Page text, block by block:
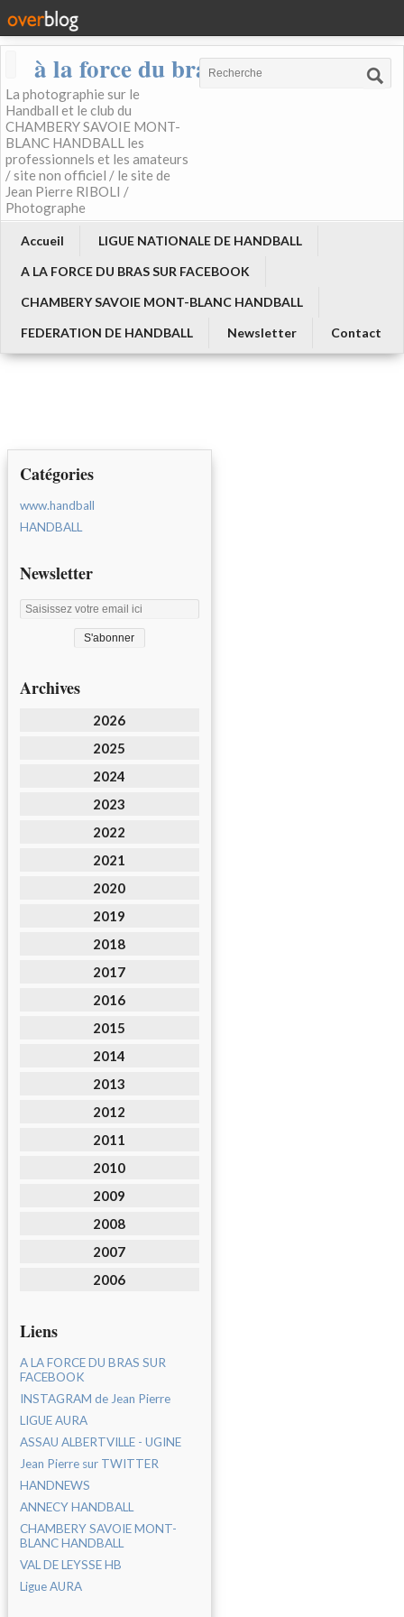
à la force du bras
La photographie sur le
Handball et le club du
CHAMBERY SAVOIE MONT-
BLANC HANDBALL les
professionnels et les amateurs
/ site non officiel / le site de
Jean Pierre RIBOLI /
Photographe
Accueil
LIGUE NATIONALE DE HANDBALL
A LA FORCE DU BRAS SUR FACEBOOK
CHAMBERY SAVOIE MONT-BLANC HANDBALL
FEDERATION DE HANDBALL
Newsletter Contact
Catégories
www.handball
HANDBALL
Newsletter
Archives
2026
2025
2024
2023
2022
2021
2020
2019
2018
2017
2016
2015
2014
2013
2012
2011
2010
2009
2008
2007
2006
Liens
A LA FORCE DU BRAS SUR
FACEBOOK
INSTAGRAM de Jean Pierre
LIGUE AURA
ASSAU ALBERTVILLE - UGINE
Jean Pierre sur TWITTER
HANDNEWS
ANNECY HANDBALL
CHAMBERY SAVOIE MONT-
BLANC HANDBALL
VAL DE LEYSSE HB
Ligue AURA